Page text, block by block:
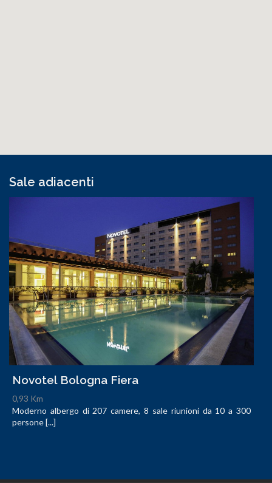
Sale adiacenti
Novotel Bologna Fiera
0,93 Km
Moderno albergo di 207 camere, 8 sale riunioni da 10 a 300
persone [...]